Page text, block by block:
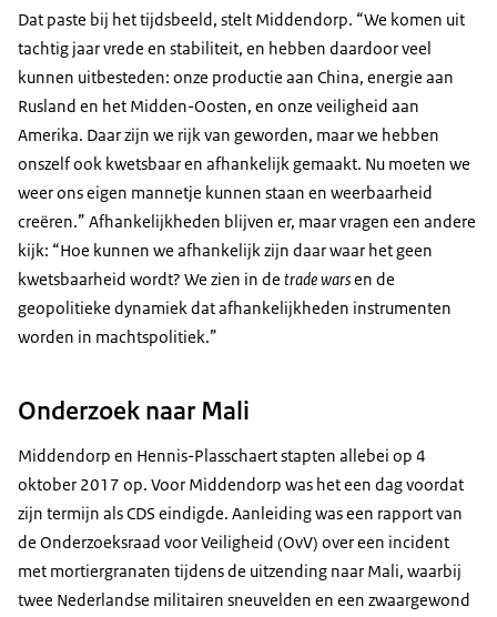
Dat paste bij het tijdsbeeld, stelt Middendorp. “We komen uit
tachtig jaar vrede en stabiliteit, en hebben daardoor veel
kunnen uitbesteden: onze productie aan China, energie aan
Rusland en het Midden-Oosten, en onze veiligheid aan
Amerika. Daar zijn we rijk van geworden, maar we hebben
onszelf ook kwetsbaar en afhankelijk gemaakt. Nu moeten we
weer ons eigen mannetje kunnen staan en weerbaarheid
creëren.” Afhankelijkheden blijven er, maar vragen een andere
kijk: “Hoe kunnen we afhankelijk zijn daar waar het geen
kwetsbaarheid wordt? We zien in de trade warsen de
geopolitieke dynamiek dat afhankelijkheden instrumenten
worden in machtspolitiek.”
Onderzoek naar Mali
Middendorp en Hennis-Plasschaert stapten allebei op 4
oktober 2017 op. Voor Middendorp was het een dag voordat
zijn termijn als CDS eindigde. Aanleiding was een rapport van
de Onderzoeksraad voor Veiligheid (OvV) over een incident
met mortiergranaten tijdens de uitzending naar Mali, waarbij
twee Nederlandse militairen sneuvelden en een zwaargewond